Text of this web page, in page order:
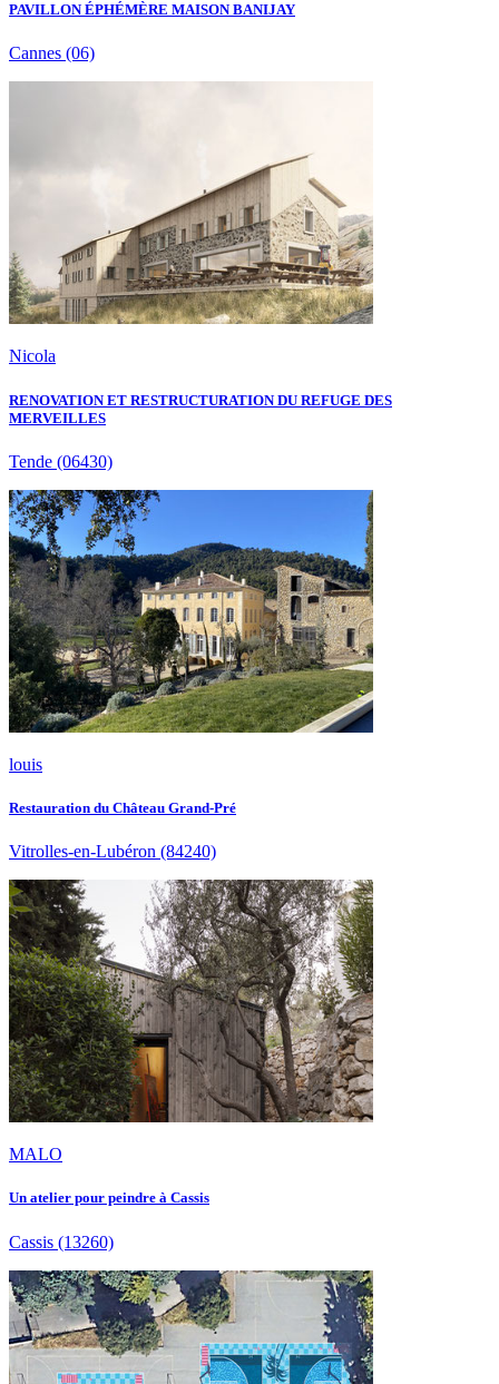
PAVILLON ÉPHÉMÈRE MAISON BANIJAY
Cannes (06)
Nicola
RENOVATION ET RESTRUCTURATION DU REFUGE DES
MERVEILLES
Tende (06430)
louis
Restauration du Château Grand-Pré
Vitrolles-en-Lubéron (84240)
MALO
Un atelier pour peindre à Cassis
Cassis (13260)